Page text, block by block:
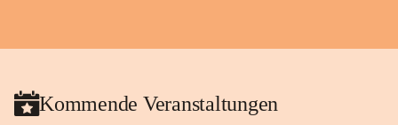
Kommende Veranstaltungen